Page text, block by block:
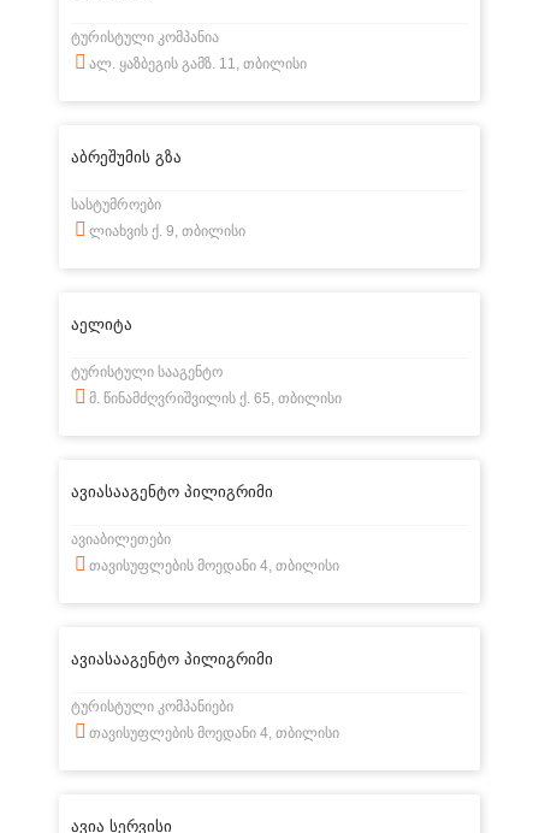
ტურისტული კომპანია
ალ. ყაზბეგის გამზ. 11, თბილისი
აბრეშუმის გზა
სასტუმროები
ლიახვის ქ. 9, თბილისი
აელიტა
ტურისტული სააგენტო
მ. წინამძღვრიშვილის ქ. 65, თბილისი
ავიასააგენტო პილიგრიმი
ავიაბილეთები
თავისუფლების მოედანი 4, თბილისი
ავიასააგენტო პილიგრიმი
ტურისტული კომპანიები
თავისუფლების მოედანი 4, თბილისი
ავია სერვისი